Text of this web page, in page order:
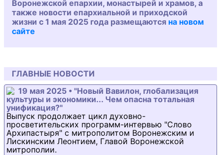
Воронежской епархии, монастырей и храмов, а
также новости епархиальной и приходской
жизни с 1 мая 2025 года размещаются на новом
сайте
ГЛАВНЫЕ НОВОСТИ
19 мая 2025 • "Новый Вавилон, глобализация
культуры и экономики... Чем опасна тотальная
унификация?"
Выпуск продолжает цикл духовно-
просветительских программ-интервью "Слово
Архипастыря" с митрополитом Воронежским и
Лискинским Леонтием, Главой Воронежской
митрополии.